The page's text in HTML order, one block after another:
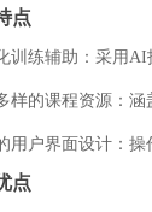
点
训练辅助：采用AI
样的课程资源：涵
用户界面设计：操
点